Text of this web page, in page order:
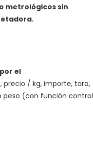
metrológicos sin
el
/ kg, importe, tara,
peso (con función control